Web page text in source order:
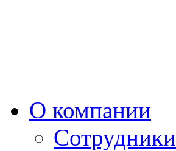
О компании
Сотрудники